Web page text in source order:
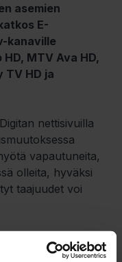
asemien
E-
kanaville
MTV Ava HD,
TV HD ja
nettisivuilla
vapautuneita,
olleita, hyväksi
taajuudet voi